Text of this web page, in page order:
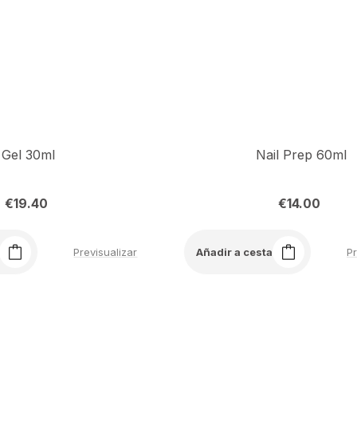
Previsualizar
Gel 30ml
€19.40
Añadir a cesta
Nail Prep 60ml
€14.00